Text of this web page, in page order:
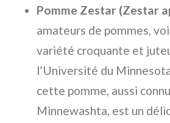
Pomme Zestar (Zestar
amateurs de pommes,
variété croquante et
l’Université du
cette pomme, aussi
Minnewashta, est un